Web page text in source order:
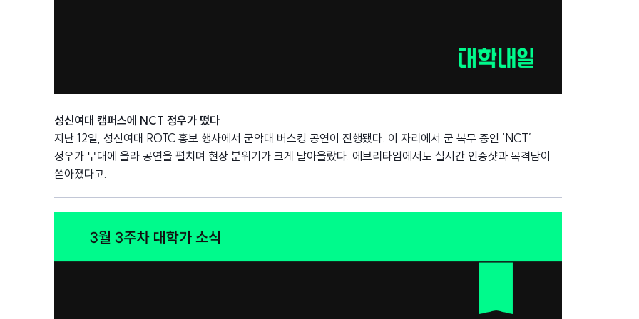
성신여대 캠퍼스에 NCT 정우가 떴다
지난 12일, 성신여대 ROTC 홍보 행사에서 군악대 버스킹 공연이 진행됐다. 이 자리에서 군 복무 중인 ‘NCT’
정우가 무대에 올라 공연을 펼치며 현장 분위기가 크게 달아올랐다. 에브리타임에서도 실시간 인증샷과 목격담이
쏟아졌다고.